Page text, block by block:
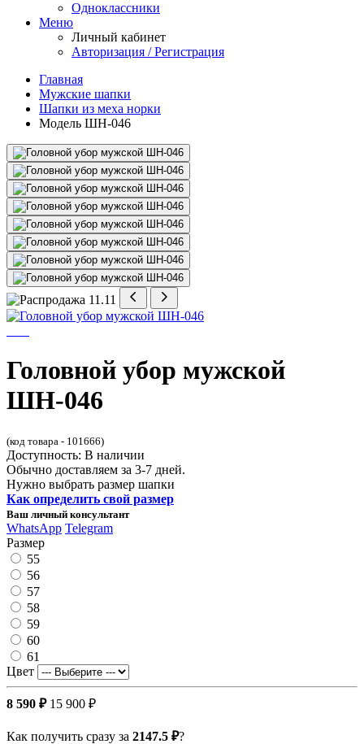
Одноклассники
Меню
Личный кабинет
Авторизация / Регистрация
Главная
Мужские шапки
Шапки из меха норки
Модель ШН-046
Головной убор мужской
ШН-046
(код товара - 101666)
Доступность: В наличии
Обычно доставляем за 3-7 дней.
Нужно выбрать размер шапки
Как определить свой размер
Ваш личный консультант
WhatsApp Telegram
Размер
55
56
57
58
59
60
61
Цвет
8 590 ₽ 15 900 ₽
Как получить сразу за 2147.5 ₽?